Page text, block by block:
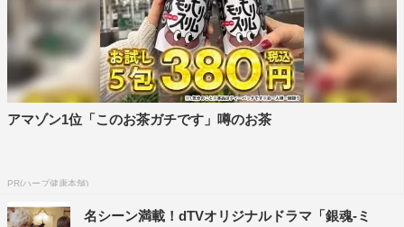
製作著作：©空知英秋／集英社 ©2018映画「銀魂2」製
作委員会
特集サイトURL：https://video.dmkt-sp.jp/ft/s0007030
アマゾン1位「このお茶ガチです」噂のお茶
PR(ハーブ健康本舗)
名シーン満載！dTVオリジナルドラマ「銀魂-ミ